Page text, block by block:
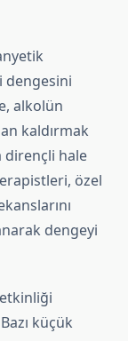
dengesini
alkolün
kaldırmak
dirençli hale
özel
dengeyi
küçük